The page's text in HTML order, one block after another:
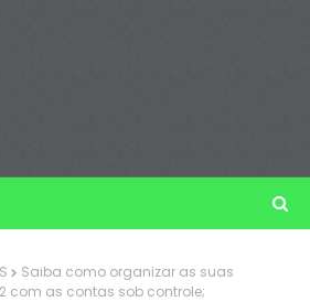
Saiba como organizar as suas
com as contas sob controle;